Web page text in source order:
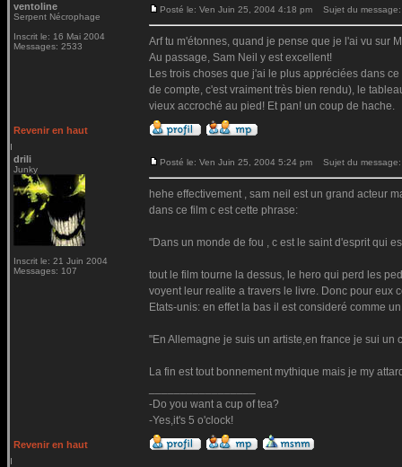
ventoline
Serpent Nécrophage
Inscrit le: 16 Mai 2004
Messages: 2533
Posté le: Ven Juin 25, 2004 4:18 pm Sujet du message:
Arf tu m'étonnes, quand je pense que je l'ai vu sur
Au passage, Sam Neil y est excellent!
Les trois choses que j'ai le plus appréciées dans
de compte, c'est vraiment très bien rendu), le
vieux accroché au pied! Et pan! un coup de hache.
Revenir en haut
drili
Junky
Inscrit le: 21 Juin 2004
Messages: 107
Posté le: Ven Juin 25, 2004 5:24 pm Sujet du message:
hehe effectivement , sam neil est un grand acteur
dans ce film c est cette phrase:
"Dans un monde de fou , c est le saint d'esprit qui
tout le film tourne la dessus, le hero qui perd les
voyent leur realite a travers le livre. Donc pour eux
Etats-unis: en effet la bas il est consideré comme
"En Allemagne je suis un artiste,en france je sui un
La fin est tout bonnement mythique mais je my
-Do you want a cup of tea?
-Yes,it's 5 o'clock!
Revenir en haut